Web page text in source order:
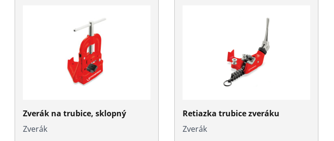
Zverák na trubice, sklopný
Zverák
Retiazka trubice zveráku
Zverák